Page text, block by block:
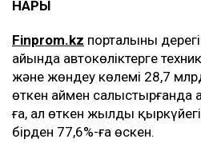
НАРЫҚ
Finprom.kz порталының
айында автокөліктерге
және жөндеу көлемі 28,7 млрд
өткен аймен салыстырғанда
ға, ал өткен жылдың
бірден 77,6%-ға өскен.